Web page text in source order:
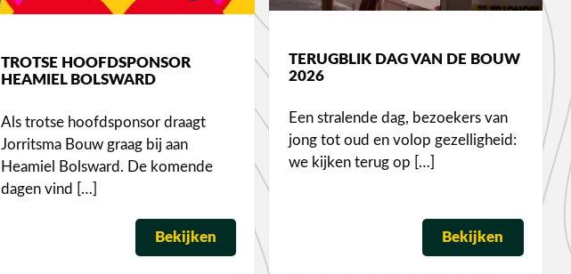
TROTSE HOOFDSPONSOR
HEAMIEL BOLSWARD
Als trotse hoofdsponsor draagt
Jorritsma Bouw graag bij aan
Heamiel Bolsward. De komende
dagen vind […]
Bekijken
TERUGBLIK DAG VAN DE BOUW
2026
Een stralende dag, bezoekers van
jong tot oud en volop gezelligheid:
we kijken terug op […]
Bekijken